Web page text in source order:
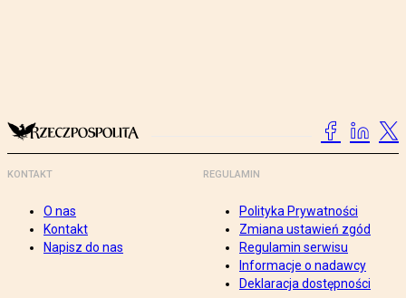
KONTAKT
O nas
Kontakt
Napisz do nas
REGULAMIN
Polityka Prywatności
Zmiana ustawień zgód
Regulamin serwisu
Informacje o nadawcy
Deklaracja dostępności